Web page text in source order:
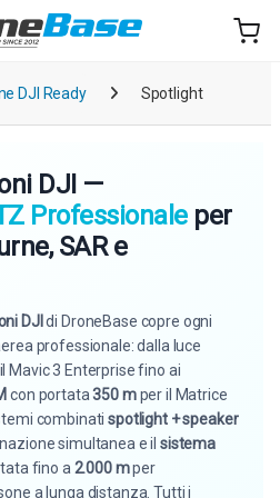
DJI Ready Spotlight
DJI —
Professionaleper
SAR e
DJI di DroneBase copre ogni
professionale: dalla luce
Mavic 3 Enterprise fino ai
con portata350 mper il Matrice
combinatispotlight + speaker
simultanea e il sistema
fino a 2.000 mper
a lunga distanza. Tutti i